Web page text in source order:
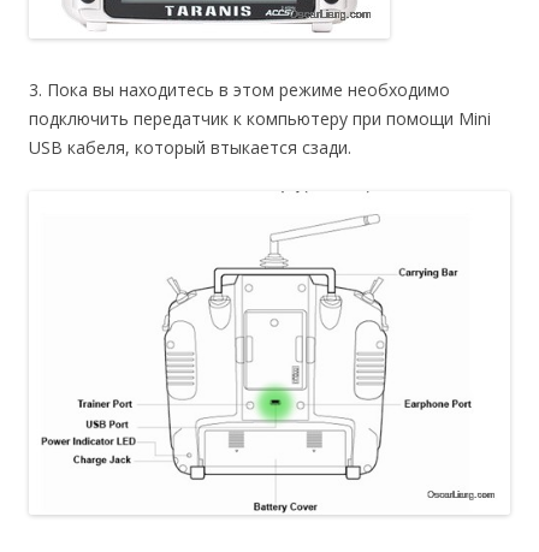
3. Пока вы находитесь в этом режиме необходимо
подключить передатчик к компьютеру при помощи Mini
USB кабеля, который втыкается сзади.